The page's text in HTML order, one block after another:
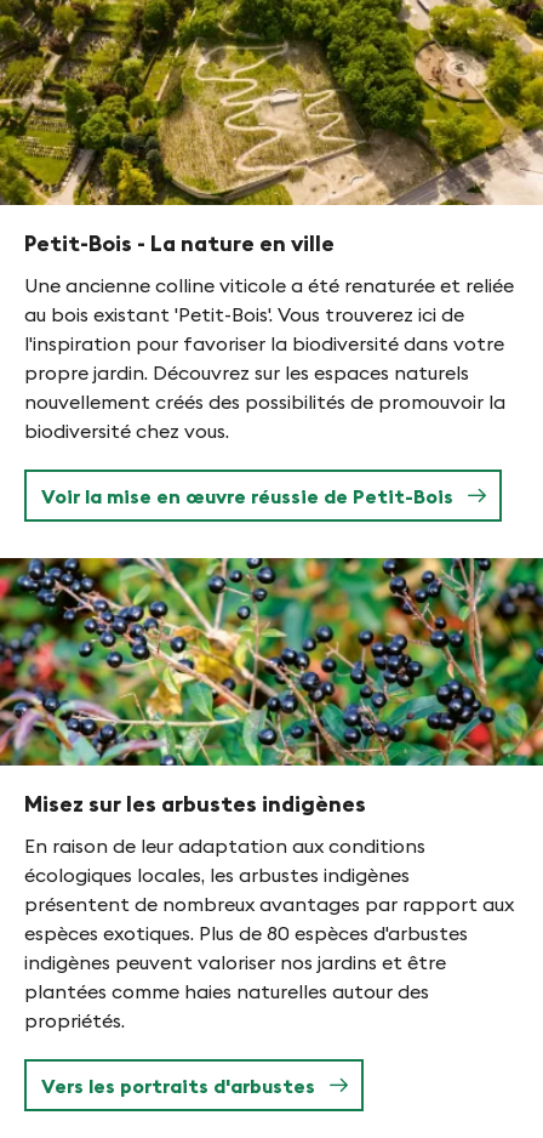
©
Gabriel
Giger
Petit-Bois - La nature en ville
Une ancienne colline viticole a été renaturée et reliée
au bois existant 'Petit-Bois'. Vous trouverez ici de
l'inspiration pour favoriser la biodiversité dans votre
propre jardin. Découvrez sur les espaces naturels
nouvellement créés des possibilités de promouvoir la
biodiversité chez vous.
Voir la mise en œuvre réussie de Petit-Bois
Misez sur les arbustes indigènes
En raison de leur adaptation aux conditions
écologiques locales, les arbustes indigènes
présentent de nombreux avantages par rapport aux
espèces exotiques. Plus de 80 espèces d'arbustes
indigènes peuvent valoriser nos jardins et être
plantées comme haies naturelles autour des
propriétés.
Vers les portraits d'arbustes